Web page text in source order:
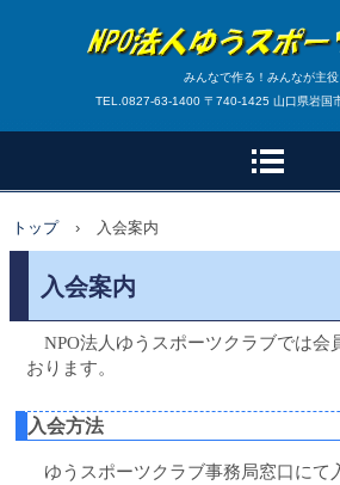
みんなで作る！みんなが主役
TEL.0827-63-1400 〒740-1425 山口県岩国
トップ › 入会案内
入会案内
NPO法人ゆうスポーツクラブでは会
おります。
入会方法
ゆうスポーツクラブ事務局窓口にて